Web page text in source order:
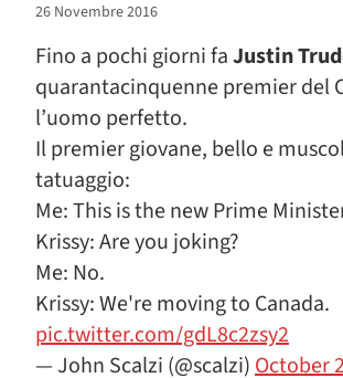
26 Novembre 2016
Fino a pochi giorni faJustin
quarantacinquenne premier del
l’uomo perfetto.
Il premier giovane, bello e
tatuaggio:
Me: This is the new Prime
Krissy: Are you joking?
Me: No.
Krissy: We're moving to Canada.
pic.twitter.com/gdL8c2zsy2
— John Scalzi (@scalzi)October